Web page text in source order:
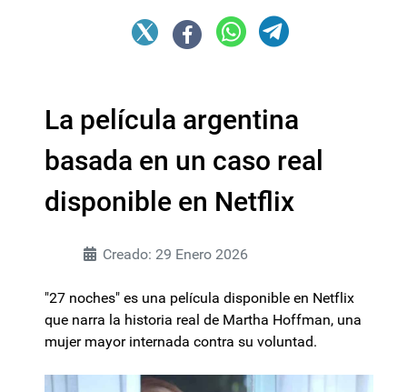
La película argentina
basada en un caso real
disponible en Netflix
Creado: 29 Enero 2026
"27 noches" es una película disponible en Netflix
que narra la historia real de Martha Hoffman, una
mujer mayor internada contra su voluntad.